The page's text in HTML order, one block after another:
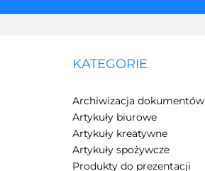
KATEGORIE
Archiwizacja dokumentów
Artykuły biurowe
Artykuły kreatywne
Artykuły spożywcze
Produkty do prezentacji